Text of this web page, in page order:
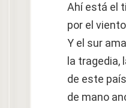
Ahí está el
por el
Y el sur
la tragedia,
de este
de mano